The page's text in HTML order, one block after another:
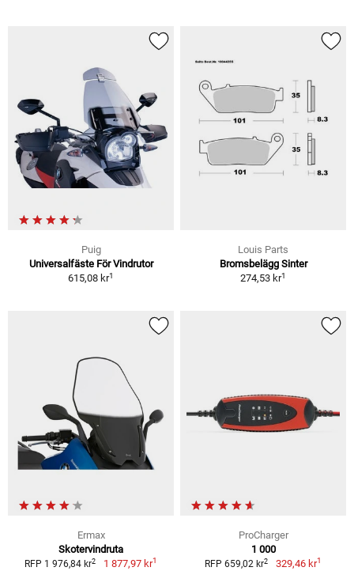
Puig
Universalfäste För Vindrutor
615,08 kr1
Louis Parts
Bromsbelägg Sinter
274,53 kr1
Ermax
Skotervindruta
RFP 1 976,84 kr2 1 877,97 kr1
ProCharger
1 000
RFP 659,02 kr2 329,46 kr1